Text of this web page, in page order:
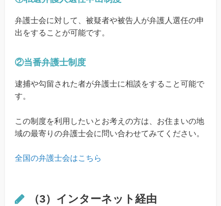
弁護士会に対して、被疑者や被告人が弁護人選任の申
出をすることが可能です。
②当番弁護士制度
逮捕や勾留された者が弁護士に相談をすること可能で
す。
この制度を利用したいとお考えの方は、お住まいの地
域の最寄りの弁護士会に問い合わせてみてください。
全国の弁護士会はこちら
（3）インターネット経由